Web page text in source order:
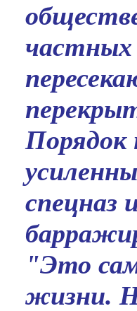
частных
Порядок
спецназ
"Это
жизни.